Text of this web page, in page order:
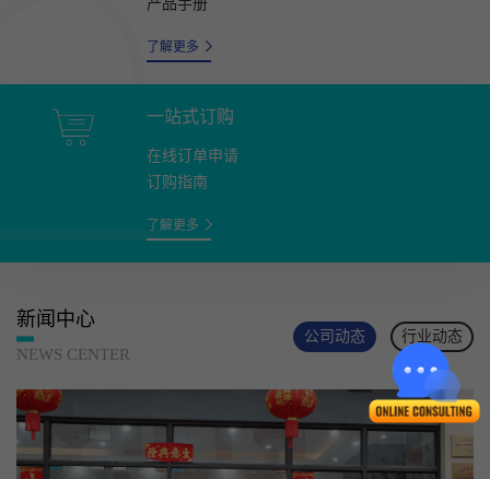
产品手册
了解更多
一站式订购
在线订单申请
订购指南
了解更多
新闻中心
NEWS CENTER
公司动态 行业动态